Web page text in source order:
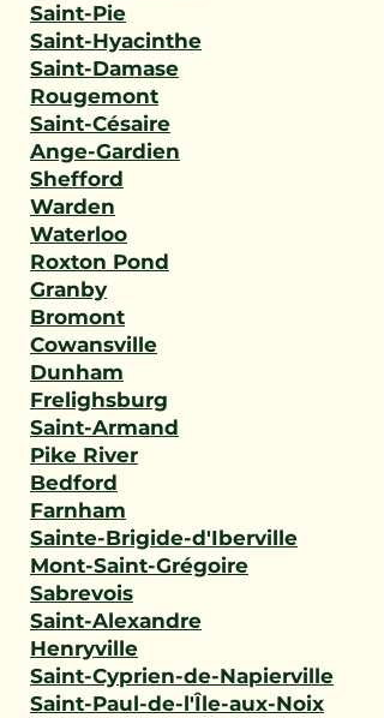
Saint-Pie
Saint-Hyacinthe
Saint-Damase
Rougemont
Saint-Césaire
Ange-Gardien
Shefford
Warden
Waterloo
Roxton Pond
Granby
Bromont
Cowansville
Dunham
Frelighsburg
Saint-Armand
Pike River
Bedford
Farnham
Sainte-Brigide-d'Iberville
Mont-Saint-Grégoire
Sabrevois
Saint-Alexandre
Henryville
Saint-Cyprien-de-Napierville
Saint-Paul-de-l'Île-aux-Noix